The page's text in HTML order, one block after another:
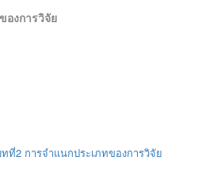
องการวิจัย
ที่2 การจำแนกประเภทของการวิจัย